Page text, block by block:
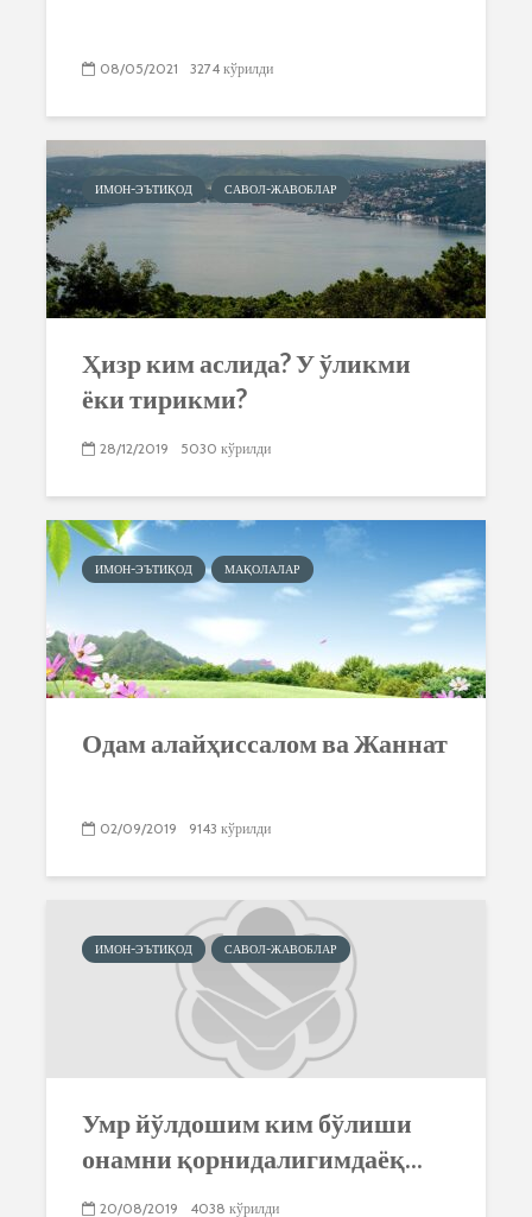
08/05/2021 3274 кўрилди
ИМОН-ЭЪТИҚОД САВОЛ-ЖАВОБЛАР
Ҳизр ким аслида? У ўликми
ёки тирикми?
28/12/2019 5030 кўрилди
ИМОН-ЭЪТИҚОД МАҚОЛАЛАР
Одам алайҳиссалом ва Жаннат
02/09/2019 9143 кўрилди
ИМОН-ЭЪТИҚОД САВОЛ-ЖАВОБЛАР
Умр йўлдошим ким бўлиши
онамни қорнидалигимдаёқ...
20/08/2019 4038 кўрилди